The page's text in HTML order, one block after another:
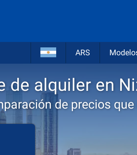
ARS
de alquiler en
de precios